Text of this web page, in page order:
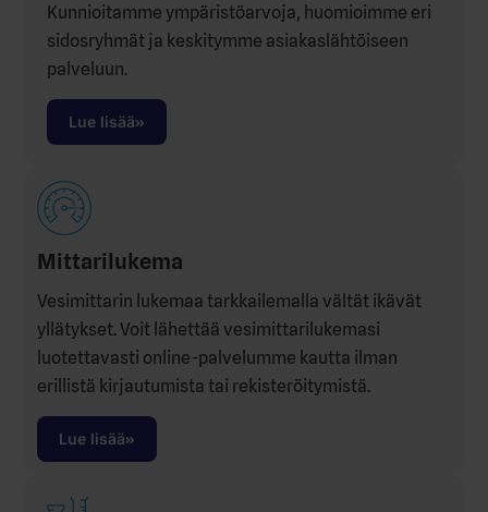
Kunnioitamme ympäristöarvoja, huomioimme eri
sidosryhmät ja keskitymme asiakaslähtöiseen
palveluun.
Lue lisää
Mittarilukema
Vesimittarin lukemaa tarkkailemalla vältät ikävät
yllätykset. Voit lähettää vesimittarilukemasi
luotettavasti online-palvelumme kautta ilman
erillistä kirjautumista tai rekisteröitymistä.
Lue lisää